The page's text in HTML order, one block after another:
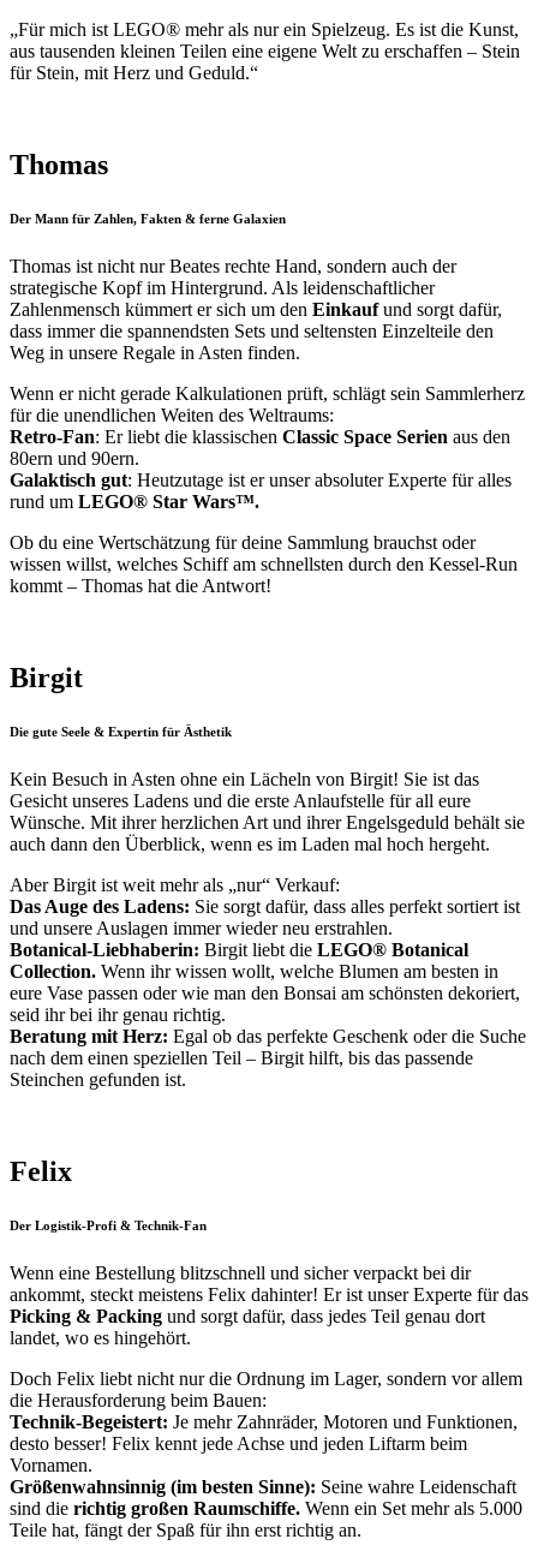
„Für mich ist LEGO® mehr als nur ein Spielzeug. Es ist die Kunst,
aus tausenden kleinen Teilen eine eigene Welt zu erschaffen – Stein
für Stein, mit Herz und Geduld.“
Thomas
Der Mann für Zahlen, Fakten & ferne Galaxien
Thomas ist nicht nur Beates rechte Hand, sondern auch der
strategische Kopf im Hintergrund. Als leidenschaftlicher
Zahlenmensch kümmert er sich um den Einkaufund sorgt dafür,
dass immer die spannendsten Sets und seltensten Einzelteile den
Weg in unsere Regale in Asten finden.
Wenn er nicht gerade Kalkulationen prüft, schlägt sein Sammlerherz
für die unendlichen Weiten des Weltraums:
Retro-Fan: Er liebt die klassischen Classic Space Serien aus den
80ern und 90ern.
Galaktisch gut: Heutzutage ist er unser absoluter Experte für alles
rund um LEGO® Star Wars™.
Ob du eine Wertschätzung für deine Sammlung brauchst oder
wissen willst, welches Schiff am schnellsten durch den Kessel-Run
kommt – Thomas hat die Antwort!
Birgit
Die gute Seele & Expertin für Ästhetik
Kein Besuch in Asten ohne ein Lächeln von Birgit! Sie ist das
Gesicht unseres Ladens und die erste Anlaufstelle für all eure
Wünsche. Mit ihrer herzlichen Art und ihrer Engelsgeduld behält sie
auch dann den Überblick, wenn es im Laden mal hoch hergeht.
Aber Birgit ist weit mehr als „nur“ Verkauf:
Das Auge des Ladens: Sie sorgt dafür, dass alles perfekt sortiert ist
und unsere Auslagen immer wieder neu erstrahlen.
Botanical-Liebhaberin: Birgit liebt die LEGO® Botanical
Collection. Wenn ihr wissen wollt, welche Blumen am besten in
eure Vase passen oder wie man den Bonsai am schönsten dekoriert,
seid ihr bei ihr genau richtig.
Beratung mit Herz: Egal ob das perfekte Geschenk oder die Suche
nach dem einen speziellen Teil – Birgit hilft, bis das passende
Steinchen gefunden ist.
Felix
Der Logistik-Profi & Technik-Fan
Wenn eine Bestellung blitzschnell und sicher verpackt bei dir
ankommt, steckt meistens Felix dahinter! Er ist unser Experte für das
Picking & Packing und sorgt dafür, dass jedes Teil genau dort
landet, wo es hingehört.
Doch Felix liebt nicht nur die Ordnung im Lager, sondern vor allem
die Herausforderung beim Bauen:
Technik-Begeistert: Je mehr Zahnräder, Motoren und Funktionen,
desto besser! Felix kennt jede Achse und jeden Liftarm beim
Vornamen.
Größenwahnsinnig (im besten Sinne): Seine wahre Leidenschaft
sind die richtig großen Raumschiffe. Wenn ein Set mehr als 5.000
Teile hat, fängt der Spaß für ihn erst richtig an.